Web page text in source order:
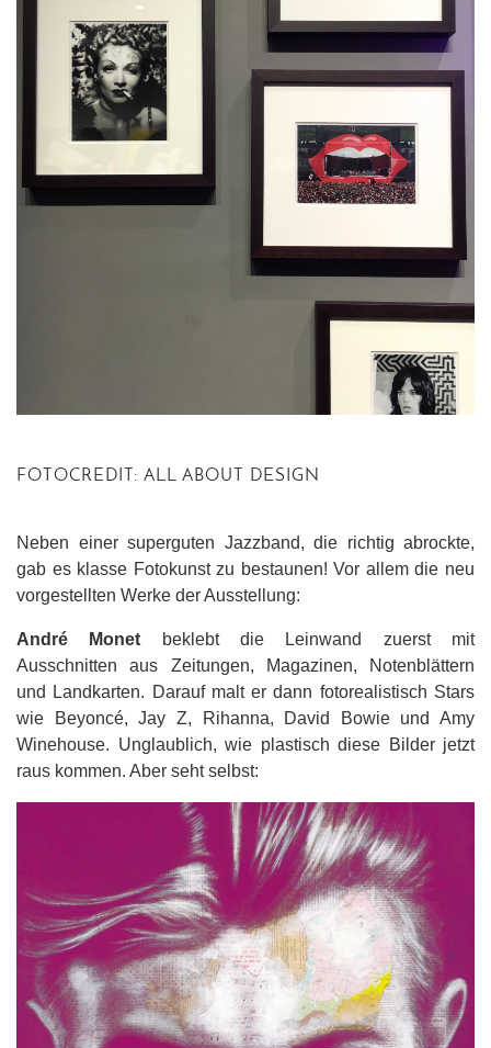
FOTOCREDIT: ALL ABOUT DESIGN
Neben einer superguten Jazzband, die richtig abrockte,
gab es klasse Fotokunst zu bestaunen! Vor allem die neu
vorgestellten Werke der Ausstellung:
André Monet beklebt die Leinwand zuerst mit
Ausschnitten aus Zeitungen, Magazinen, Notenblättern
und Landkarten. Darauf malt er dann fotorealistisch Stars
wie Beyoncé, Jay Z, Rihanna, David Bowie und Amy
Winehouse. Unglaublich, wie plastisch diese Bilder jetzt
raus kommen. Aber seht selbst: